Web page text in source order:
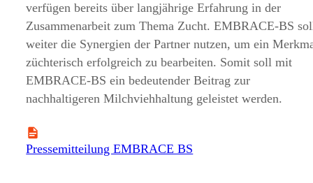
verfügen bereits über langjährige Erfahrung in der
Zusammenarbeit zum Thema Zucht. EMBRACE-BS
weiter die Synergien der Partner nutzen, um ein
züchterisch erfolgreich zu bearbeiten. Somit soll mit
EMBRACE-BS ein bedeutender Beitrag zur
nachhaltigeren Milchviehhaltung geleistet werden.
Pressemitteilung EMBRACE BS